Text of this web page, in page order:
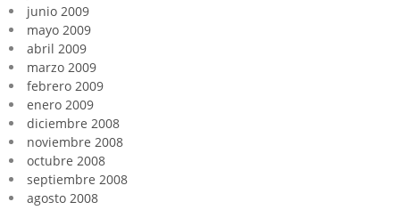
junio 2009
mayo 2009
abril 2009
marzo 2009
febrero 2009
enero 2009
diciembre 2008
noviembre 2008
octubre 2008
septiembre 2008
agosto 2008